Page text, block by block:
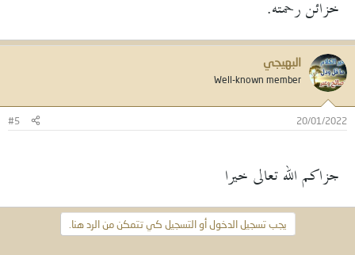
خزائن رحمته.
البهيجي
Well-known member
20/01/2022
#5
جزاكم الله تعالى خيرا
يجب تسجيل الدخول أو التسجيل كي تتمكن من الرد هنا.